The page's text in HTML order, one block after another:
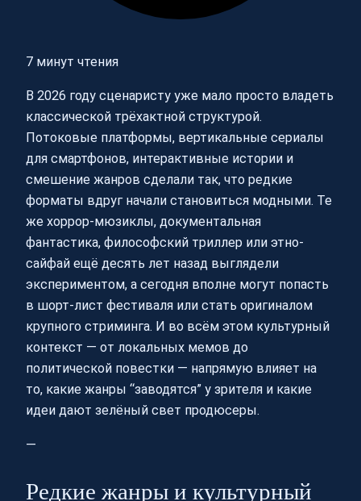
7 минут чтения
В 2026 году сценаристу уже мало просто владеть
классической трёхактной структурой.
Потоковые платформы, вертикальные сериалы
для смартфонов, интерактивные истории и
смешение жанров сделали так, что редкие
форматы вдруг начали становиться модными. Те
же хоррор-мюзиклы, документальная
фантастика, философский триллер или этно-
сайфай ещё десять лет назад выглядели
экспериментом, а сегодня вполне могут попасть
в шорт-лист фестиваля или стать оригиналом
крупного стриминга. И во всём этом культурный
контекст — от локальных мемов до
политической повестки — напрямую влияет на
то, какие жанры “заводятся” у зрителя и какие
идеи дают зелёный свет продюсеры.
—
Редкие жанры и культурный